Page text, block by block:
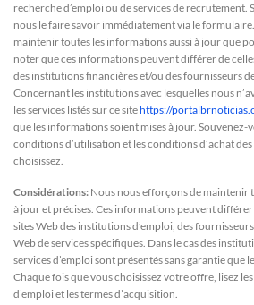
recherche d’emploi ou de services de recrutement.
nous le faire savoir immédiatement via le
maintenir toutes les informations aussi à jour que
noter que ces informations peuvent différer de
des institutions financières et/ou des fournisseurs
Concernant les institutions avec lesquelles nous
les services listés sur ce sitehttps://
que les informations soient mises à jour. Souvenez-
conditions d’utilisation et les conditions d’achat
choisissez.
Considérations: Nous nous efforçons de maintenir
à jour et précises. Ces informations peuvent différer
sites Web des institutions d’emploi, des
Web de services spécifiques. Dans le cas des
services d’emploi sont présentés sans garantie que
Chaque fois que vous choisissez votre offre, lisez
d’emploi et les termes d’acquisition.